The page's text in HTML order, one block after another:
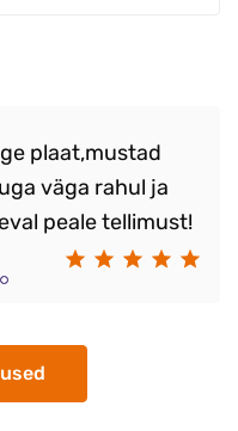
plaat,mustad
väga rahul ja
peale tellimust!